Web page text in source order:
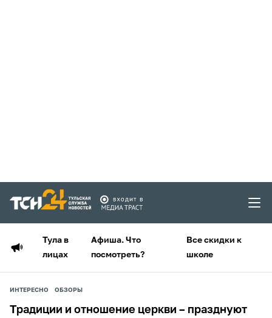
Тула в
лицах
Афиша. Что
посмотреть?
Все скидки к
школе
ИНТЕРЕСНО ОБЗОРЫ
Традиции и отношение церкви – празднуют